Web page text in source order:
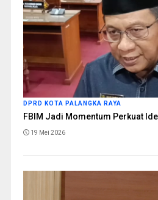
DPRD KOTA PALANGKA RAYA
FBIM Jadi Momentum Perkuat
19 Mei 2026